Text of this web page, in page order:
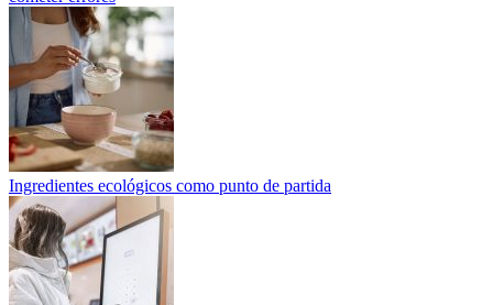
Ingredientes ecológicos como punto de partida